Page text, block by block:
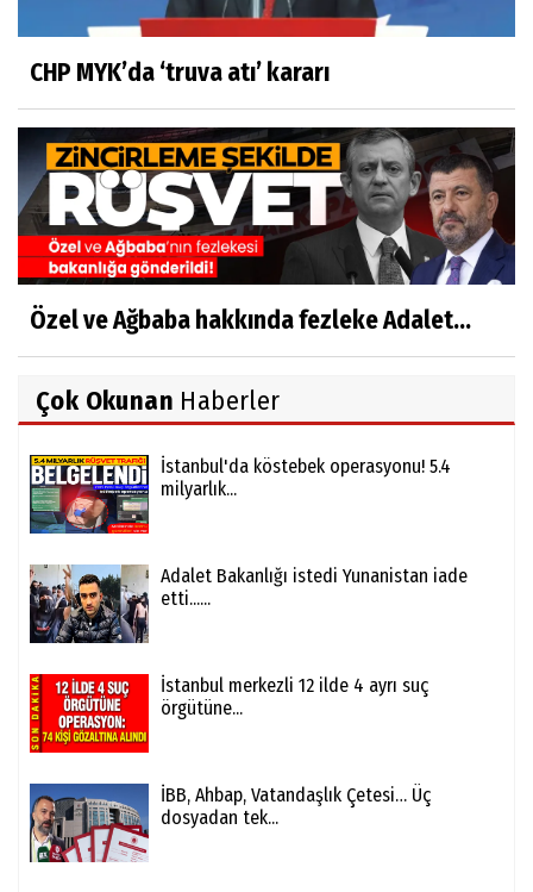
CHP MYK’da ‘truva atı’ kararı
Özel ve Ağbaba hakkında fezleke Adalet...
Çok Okunan Haberler
İstanbul'da köstebek operasyonu! 5.4
milyarlık...
Adalet Bakanlığı istedi Yunanistan iade
etti......
İstanbul merkezli 12 ilde 4 ayrı suç
örgütüne...
İBB, Ahbap, Vatandaşlık Çetesi… Üç
dosyadan tek...